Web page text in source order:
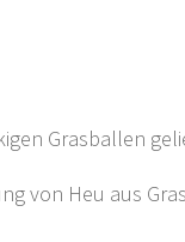
Grasballen
von Heu aus